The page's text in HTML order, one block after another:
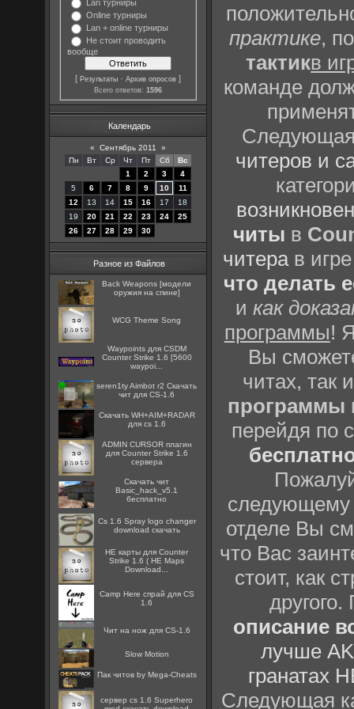
Lan турниры
Online турниры
Lan + online турниры
Не стоит проводить
вообще
[Результаты ·Архив опросов ]
Всего ответов:1596
Календарь
« Сентябрь 2011
»
Пн
Вт Ср Чт Пт Сб
Вс
1
2 3
4
5
6 7 8 9 10
11
12
13 14 15 16 17
18
19
20 21 22 23 24
25
26
27 28 29 30
Разное из Файлов
Back Weapons [модели
оружия на спине]
WCG Theme Song
Waypoints для CSDM
Counter Strike 1.6 [5600
waypoi...
seren1ty Aimbot r2 Скачать
чит для CS-1.6
Скачать WH+AIM+RADAR
для cs 1.6
ADMIN CURSOR плагин
для Counter Strike 1.6
сервера
Скачать чит
Basic_hack_v5.1
бесплатно
Cs 1.6 Spray logo changer
download скачать
HE карты для Counter
Strike 1.6 ( HE Maps
Download...
Camp Here спрай для CS
1.6
Чит на нож для CS-1.6
Slow Motion
Пак читов by Mega-Cheats
сервер cs 1.6 Superhero
практике,
тактикв
команде
Следующая
читеров и
читы в
читерав
что делать
икак
программы!
Вы
читах, так
программы
перейдя по
отделе Вы
что Вас
стоит, как
описание
лучше
гранатах
Следующая